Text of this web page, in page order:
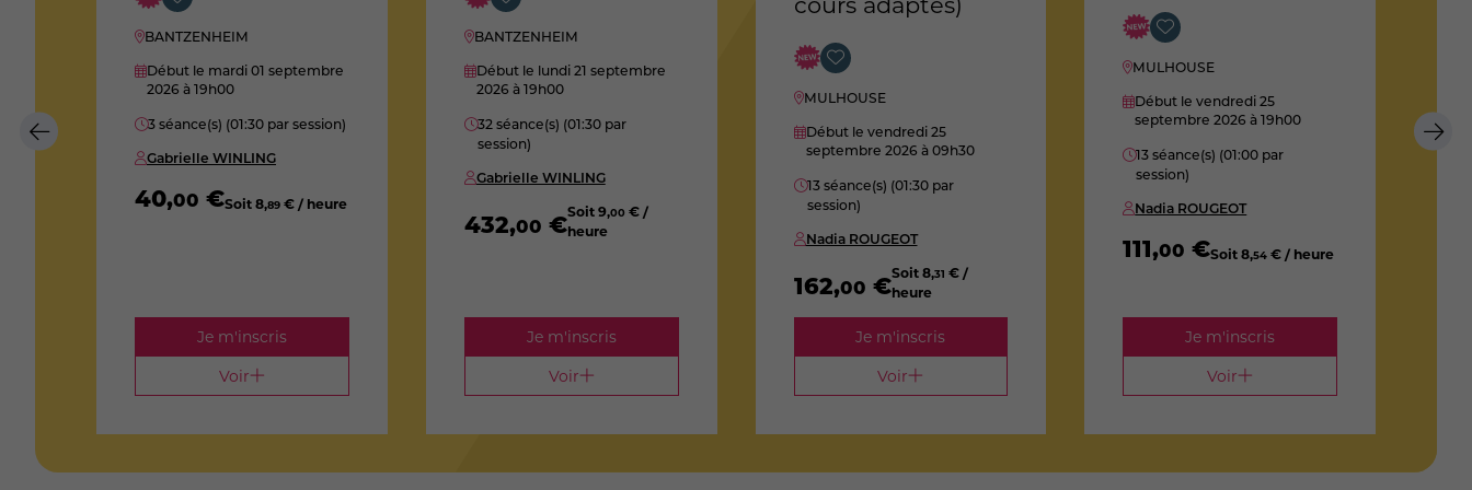
BANTZENHEIM
Début le mardi 01 septembre
2026 à 19h00
3 séance(s) (01:30 par session)
Gabrielle WINLING
40,00 €Soit8,89 € / heure
Je m'inscris
Voir
BANTZENHEIM
Début le lundi 21 septembre
2026 à 19h00
32 séance(s) (01:30 par
session)
Gabrielle WINLING
432,00 €Soit9,00 € /
heure
Je m'inscris
Voir
MULHOUSE
Début le vendredi 25
septembre 2026 à 09h30
13 séance(s) (01:30 par
session)
Nadia ROUGEOT
162,00 €Soit8,31 € /
heure
Je m'inscris
Voir
MULHOUSE
Début le vendredi 25
septembre 2026à 19h00
13 séance(s) (01:00 par
session)
Nadia ROUGEOT
111,00 €Soit8,54 € / heure
Je m'inscris
Voir